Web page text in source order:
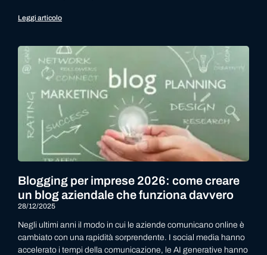
Leggi articolo
Blogging per imprese 2026: come creare
un blog aziendale che funziona davvero
28/12/2025
Negli ultimi anni il modo in cui le aziende comunicano online è
cambiato con una rapidità sorprendente. I social media hanno
accelerato i tempi della comunicazione, le AI generative hanno